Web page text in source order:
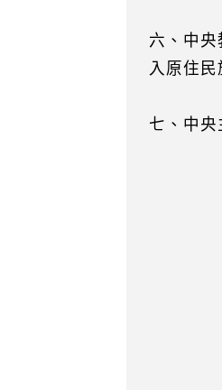
六、中
入原住民
七、中央